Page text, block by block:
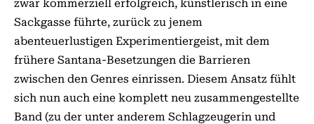
zwar kommerziell erfolgreich, künstlerisch in eine
Sackgasse führte, zurück zu jenem
abenteuerlustigen Experimentiergeist, mit dem
frühere Santana-Besetzungen die Barrieren
zwischen den Genres einrissen. Diesem Ansatz fühlt
sich nun auch eine komplett neu zusammengestellte
Band (zu der unter anderem Schlagzeugerin und